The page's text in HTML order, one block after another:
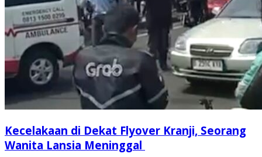
Kecelakaan di Dekat Flyover Kranji, Seorang
Wanita Lansia Meninggal